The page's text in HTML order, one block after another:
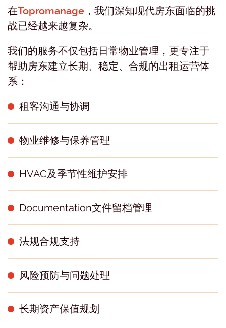
在Topromanage ，我们深知现代房东面临的挑
战已经越来越复杂。
我们的服务不仅包括日常物业管理，更专注于
帮助房东建立长期、稳定、合规的出租运营体
系：
租客沟通与协调
物业维修与保养管理
HVAC及季节性维护安排
Documentation文件留档管理
法规合规支持
风险预防与问题处理
长期资产保值规划